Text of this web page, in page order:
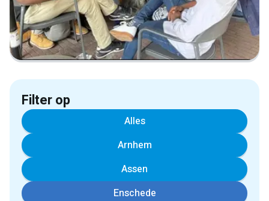
Filter op
Alles
Arnhem
Assen
Enschede